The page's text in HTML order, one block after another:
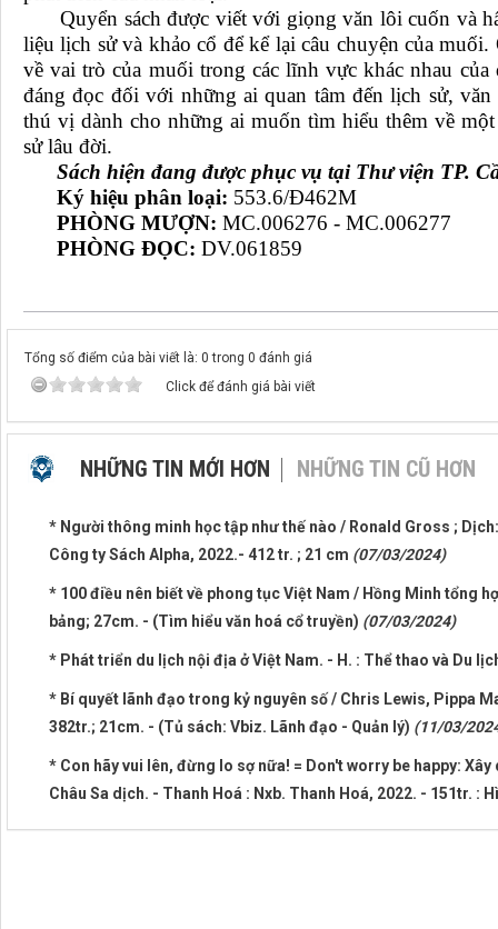
Quyển sách được viết với giọng văn lôi cuốn và
liệu lịch sử và khảo cổ để kể lại câu chuyện của
về vai trò của muối trong các lĩnh vực khác nhau
đáng đọc đối với những ai quan tâm đến lịch sử,
thú vị dành cho những ai muốn tìm hiểu thêm về
sử lâu đời.
Sách hiện đang được phục vụ tại Thư viện TP.
Ký hiệu phân loại: 553.6/Đ462M
PHÒNG MƯỢN: MC.006276 - MC.006277
PHÒNG ĐỌC: DV.061859
Tổng số điểm của bài viết là: 0 trong 0 đánh giá
Click để đánh giá bài viết
NHỮNG TIN MỚI HƠN NHỮNG TIN CŨ HƠN
* Người thông minh học tập như thế nào / Ronald Gross ;
Công ty Sách Alpha, 2022.- 412 tr. ; 21 cm (07/03/2024)
* 100 điều nên biết về phong tục Việt Nam / Hồng Minh tổng
bảng; 27cm. - (Tìm hiểu văn hoá cổ truyền) (07/03/2024)
* Phát triển du lịch nội địa ở Việt Nam. - H. : Thể thao và Du
* Bí quyết lãnh đạo trong kỷ nguyên số / Chris Lewis, Pippa
382tr.; 21cm. - (Tủ sách: Vbiz. Lãnh đạo - Quản lý) (11/03/
* Con hãy vui lên, đừng lo sợ nữa! = Don't worry be happy:
Châu Sa dịch. - Thanh Hoá : Nxb. Thanh Hoá, 2022. - 151tr. :